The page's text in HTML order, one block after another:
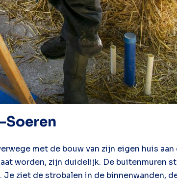
Soeren
met de bouw van zijn eigen huis
worden, zijn duidelijk. De buitenmuren
ziet de strobalen in de binnenwanden,